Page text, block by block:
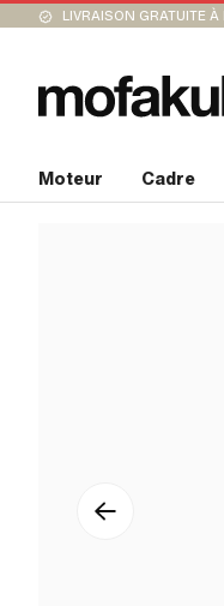
LIVRAISON GRATUITE
Moteur Cadre